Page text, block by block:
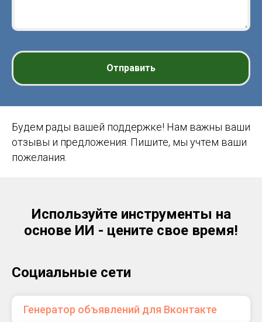
Отправить
Будем рады вашей поддержке! Нам важны ваши
отзывы и предложения. Пишите, мы учтем ваши
пожелания.
Используйте инструменты на
основе ИИ - цените свое время!
Социальные сети
Генератор объявлений для Вконтакте